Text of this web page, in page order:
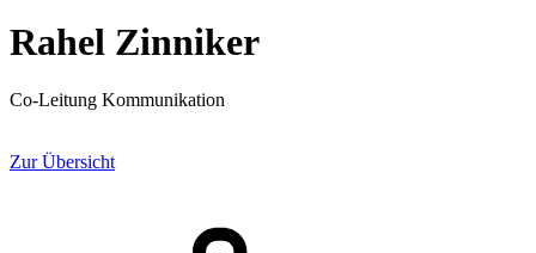
Rahel Zinniker
Co-Leitung Kommunikation
Zur Übersicht